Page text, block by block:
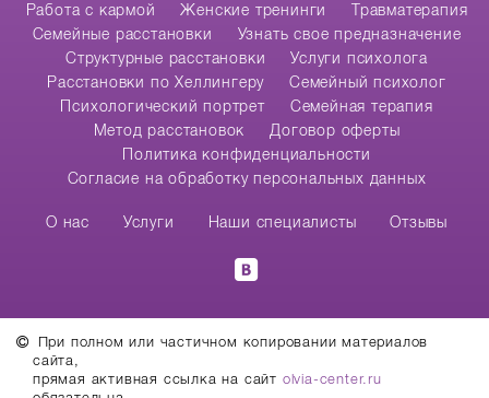
Работа с кармой Женские тренинги
Травматерапия
Cемейные расстановки
Узнать свое предназначение
Структурные расстановки
Услуги психолога
Расстановки по Хеллингеру
Семейный психолог
Психологический портрет
Семейная терапия
Метод расстановок
Договор оферты
Политика конфиденциальности
Согласие на обработку персональных данных
О нас Услуги Наши специалисты Отзывы
При полном или частичном копировании материалов
сайта,
прямая активная ссылка на сайт olvia-center.ru